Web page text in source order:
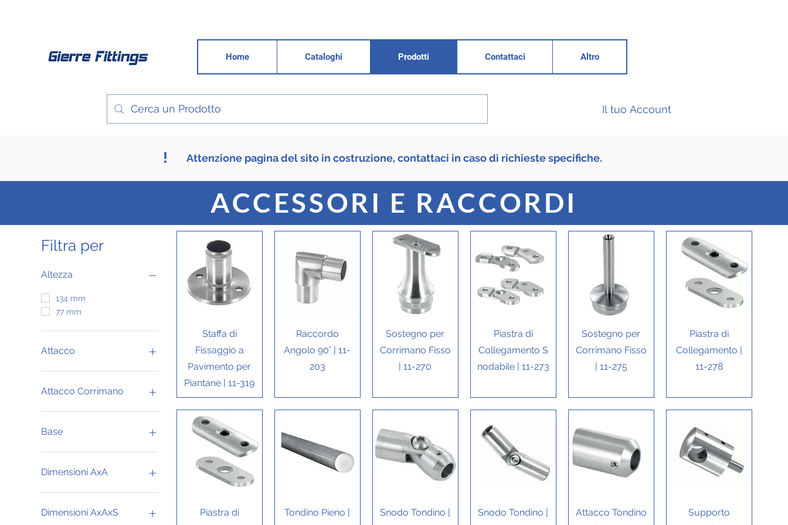
Home Cataloghi Prodotti Contattaci Altro
Il tuo Account
Attenzione pagina del sito in costruzione, contattaci in caso di richieste specifiche.
!
ACCESSORI E RACCORDI
Filtra per
Altezza
134 mm
77 mm
Attacco
Piatto
Ø 33.7
Attacco Corrimano
Piatto
Ø 42.4 mm
Base
42.4
Piatta
Dimensioni AxA
12x12 mm
20x20 mm
Dimensioni AxAxS
Vista rapida
Staffa di
Fissaggio a
Pavimento per
Piantane | 11-319
Vista rapida
Raccordo
Angolo 90° | 11-
203
Vista rapida
Sostegno per
Corrimano Fisso
| 11-270
Vista rapida
Piastra di
Collegamento S
nodabile | 11-273
Vista rapida
Sostegno per
Corrimano Fisso
| 11-275
Vista rapida
Piastra di
Collegamento |
11-278
Vista rapida
Piastra di
Vista rapida
Tondino Pieno |
Vista rapida
Snodo Tondino |
Vista rapida
Snodo Tondino |
Vista rapida
Attacco Tondino
Vista rapida
Supporto